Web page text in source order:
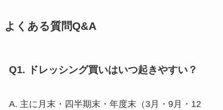
よくある質問Q&A
Q1. ドレッシング買いはいつ起きやすい？
A. 主に月末・四半期末・年度末（3月・9月・12